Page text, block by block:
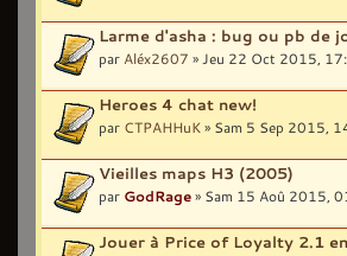
Larme d'asha : bug ou pb de
par Aléx2607 » Jeu 22 Oct 2015,
Heroes 4 chat new!
par CTPAHHuK» Sam 5 Sep 2015,
Vieilles maps H3 (2005)
par GodRage» Sam 15 Aoû 2015,
Jouer à Price of Loyalty 2.1